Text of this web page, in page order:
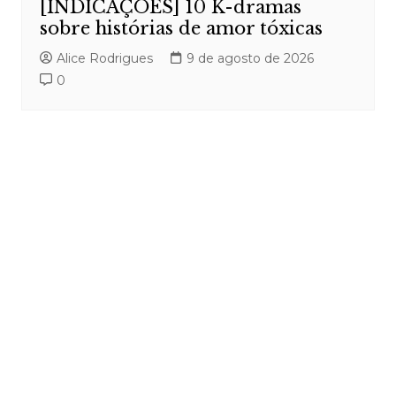
[INDICAÇÕES] 10 K-dramas
sobre histórias de amor tóxicas
Alice Rodrigues
9 de agosto de 2026
0